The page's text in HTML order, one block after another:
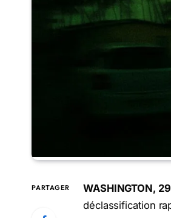
PARTAGER WASHINGTON,
déclassification